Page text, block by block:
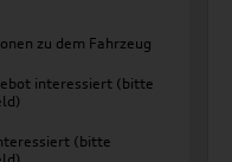
zu dem Fahrzeug
interessiert (bitte
(bitte